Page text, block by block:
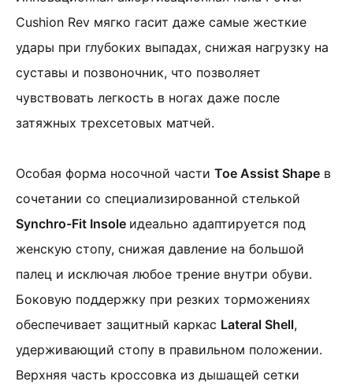
Cushion Rev мягко гасит даже самые жесткие
удары при глубоких выпадах, снижая нагрузку на
суставы и позвоночник, что позволяет
чувствовать легкость в ногах даже после
затяжных трехсетовых матчей.
Особая форма носочной части Toe Assist Shape в
сочетании со специализированной стелькой
Synchro-Fit Insole идеально адаптируется под
женскую стопу, снижая давление на большой
палец и исключая любое трение внутри обуви.
Боковую поддержку при резких торможениях
обеспечивает защитный каркас Lateral Shell,
удерживающий стопу в правильном положении.
Верхняя часть кроссовка из дышащей сетки